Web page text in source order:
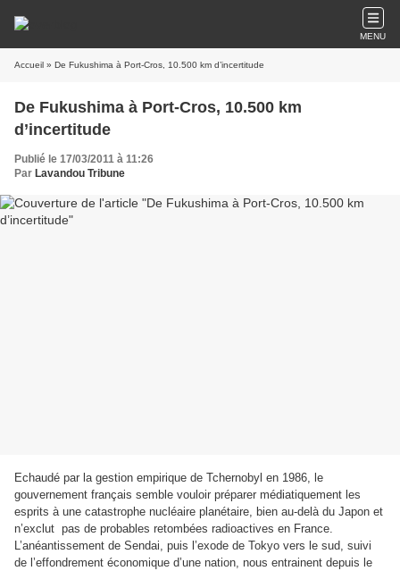
MENU
Accueil » De Fukushima à Port-Cros, 10.500 km d’incertitude
De Fukushima à Port-Cros, 10.500 km
d’incertitude
Publié le 17/03/2011 à 11:26
Par Lavandou Tribune
Echaudé par la gestion empirique de Tchernobyl en 1986, le
gouvernement français semble vouloir préparer médiatiquement les
esprits à une catastrophe nucléaire planétaire, bien au-delà du Japon et
n’exclut pas de probables retombées radioactives en France.
L’anéantissement de Sendai, puis l’exode de Tokyo vers le sud, suivi
de l’effondrement économique d’une nation, nous entrainent depuis le